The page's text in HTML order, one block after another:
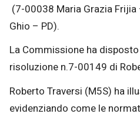
(7-00038 Maria Grazia
Ghio – PD).
La Commissione ha
risoluzione n.7-00149 di
Roberto Traversi (M5S) ha
evidenziando come le